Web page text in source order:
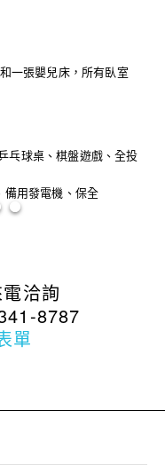
一張嬰兒床，所有臥室
乓球桌、棋盤遊戲、全投
備用發電機、保全
洽詢
8787
單